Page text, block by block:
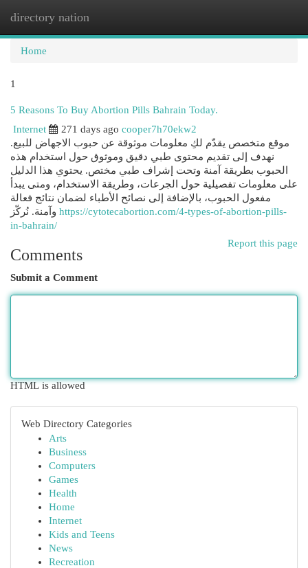
directory nation
Home
1
5 Reasons To Buy Abortion Pills Bahrain Today.
Internet
271 days ago cooper7h70ekw2
موقع متخصص يقدّم لكِ معلومات موثوقة عن حبوب الاجهاض للبيع.
نهدف إلى تقديم محتوى طبي دقيق وموثوق حول استخدام هذه
الحبوب بطريقة آمنة وتحت إشراف طبي مختص. يحتوي هذا الدليل
على معلومات تفصيلية حول الجرعات، وطريقة الاستخدام، ومتى يبدأ
مفعول الحبوب، بالإضافة إلى نصائح الأطباء لضمان نتائج فعالة
https://cytotecabortion.com/4-types-of-abortion-pills-
in-bahrain/
Report this page
Comments
Submit a Comment
HTML is allowed
Web Directory Categories
Arts
Business
Computers
Games
Health
Home
Internet
Kids and Teens
News
Recreation